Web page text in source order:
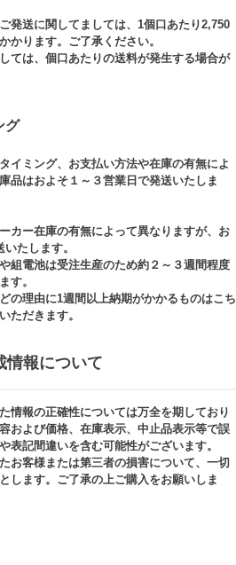
発送に関してましては、1個口あたり2,750
かります。ご了承ください。
ては、個口あたりの送料が発生する場合が
グ
イミング、お支払い方法や在庫の有無によ
品はおよそ１～３営業日で発送いたしま
カー在庫の有無によって異なりますが、お
たします。
組電池は受注生産のため約２～３週間程度
す。​
の理由に1週間以上納期がかかるものはこち
ただきます。
情報について​
情報の正確性については万全を期しており
および価格、在庫表示、中止品表示等で誤
表記間違いを含む可能性がございます。​
お客様または第三者の損害について、一切
します。ご了承の上ご購入をお願いしま